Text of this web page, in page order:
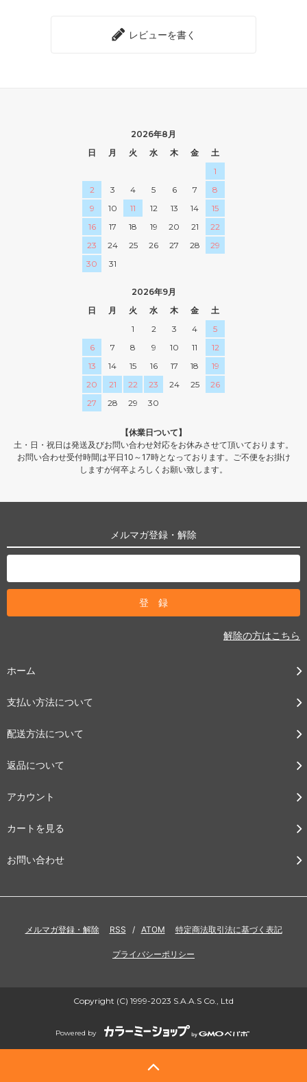
レビューを書く
2026年8月
日
月 火 水 木 金
土
1
2
3 4 5 6 7
8
9
10 11 12 13 14
15
16
17 18 19 20 21
22
23
24 25 26 27 28
29
30
31
2026年9月
日
月 火 水 木 金
土
1
2 3 4
5
6
7 8 9 10 11
12
13
14 15 16 17 18
19
20
21 22 23 24 25
26
27
28 29 30
【休業日ついて】
土・日・祝日は発送及びお問い合わせ対応をお休みさせて頂いております。
お問い合わせ受付時間は平日10～17時となっております。ご不便をお掛け
しますが何卒よろしくお願い致します。
メルマガ登録・解除
解除の方はこちら
ホーム
支払い方法について
配送方法について
返品について
アカウント
カートを見る
お問い合わせ
メルマガ登録・解除 RSS / ATOM 特定商法取引法に基づく表記
プライバシーポリシー
Copyright (C) 1999-2023 S.A.A.S Co., Ltd
Powered by